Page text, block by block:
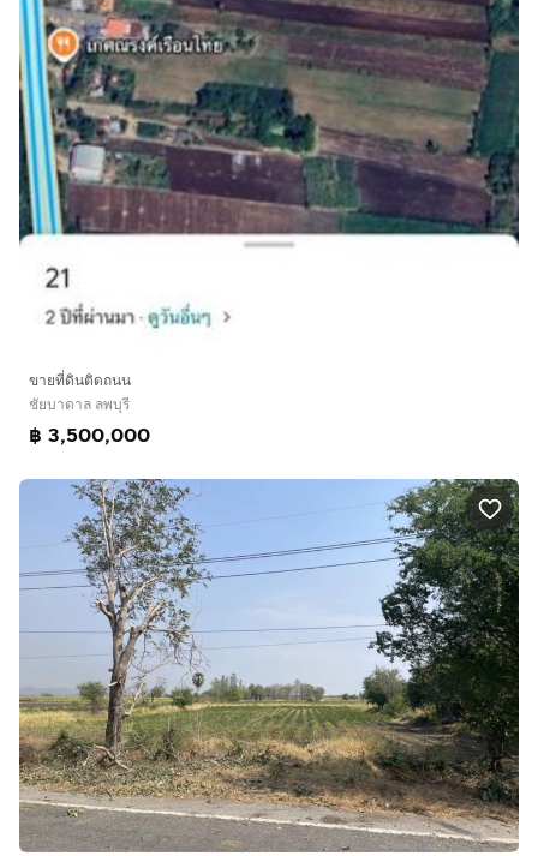
ขายที่ดินติดถนน
ชัยบาดาล ลพบุรี
฿ 3,500,000